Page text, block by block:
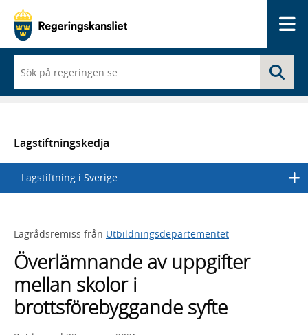
du
börjar
skriva
en
lista
med
sökförslag
Lagstiftningskedja
Lagstiftning i Sverige
Lagrådsremiss från Utbildningsdepartementet
Överlämnande av uppgifter
mellan skolor i
brottsförebyggande syfte